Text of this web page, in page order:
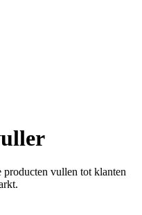
vullen tot klanten